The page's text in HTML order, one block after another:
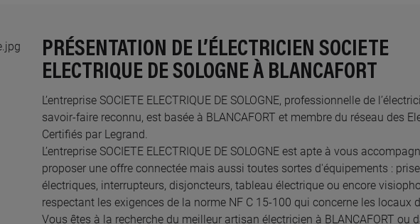
PRÉSENTATION DE L’ÉLECTRICIEN SOCIETE
ELECTRIQUE DE SOLOGNE À BLANCAFORT
L’entreprise SOCIETE ELECTRIQUE DE SOLOGNE, professionnelle de
savoir-faire reconnu, est basée à BLANCAFORT et membre du réseau des
Certifiés par Legrand.​
L’entreprise SOCIETE ELECTRIQUE DE SOLOGNE est apte à vous
proposer une offre connectée mais aussi toutes sortes d'équipements :
électriques, interrupteurs, disjoncteurs, tableau électrique ou encore
respectant les exigences de la norme NF C 15-100 qui concerne les locaux
Vous êtes à la recherche du meilleur artisan électricien à BLANCAFORT ou